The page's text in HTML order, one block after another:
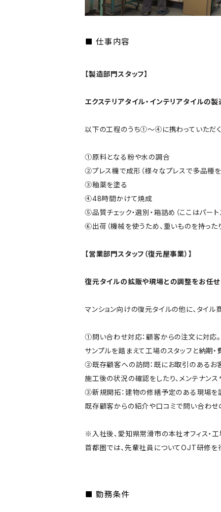
仕事内容
【製造部門スタッフ】
エクステリアタイル・インテリアタイルの
以下の工程のうち①～④に携わっていただく
①原料となる粉や水の調合
②プレス機で成形（様々なプレスで多品種
③釉薬を塗る
④48時間かけて焼成
⑤品質チェック・選別・箱詰め（ここはパー
⑥出荷（機械を使うため、重いものを持った
【営業部門スタッフ（復元屋事業）】
復元タイルの拡販や現場との調整をお任せ
マンション向けの復元タイルの他に、タイ
①問い合わせ対応：顧客からの注文に対応。
サンプルを踏まえて工場のスタッフと納期
②既存顧客への訪問：既にお取引のあるお
施工後の状況の確認をしたり、メンテナン
③新規開拓：建物の修繕予定のある現場を
既存顧客からの紹介や口コミで問い合わせ
※入社後、愛知県常滑市の本社オフィス・
首都圏では、先輩社員についてOJT研修を
勤務条件